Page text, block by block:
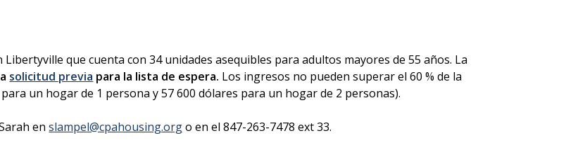
Libertyville que cuenta con 34 unidades asequibles para adultos mayores de 55 años. La
solicitud previa para la lista de espera. Los ingresos no pueden superar el 60 % de la
un hogar de 1 persona y 57 600 dólares para un hogar de 2 personas).
enslampel@cpahousing.orgo en el 847-263-7478 ext 33.